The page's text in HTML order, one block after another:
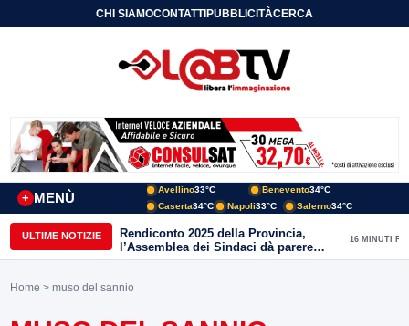
CHI SIAMOCONTATTIPUBBLICITÀCERCA
MENÙ
+
Avellino33°C Benevento34°C
Caserta34°C Napoli33°C Salerno34°C
ULTIME NOTIZIE
Rendiconto 2025 della Provincia,
l’Assemblea dei Sindaci dà parere
favorevole all’unanimità
16 MINUTI FA
Home > muso del sannio